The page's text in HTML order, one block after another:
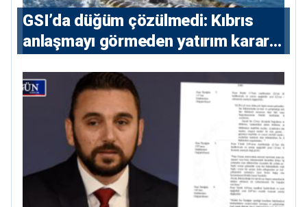
GSI’da düğüm çözülmedi: Kıbrıs
anlaşmayı görmeden yatırım kararı